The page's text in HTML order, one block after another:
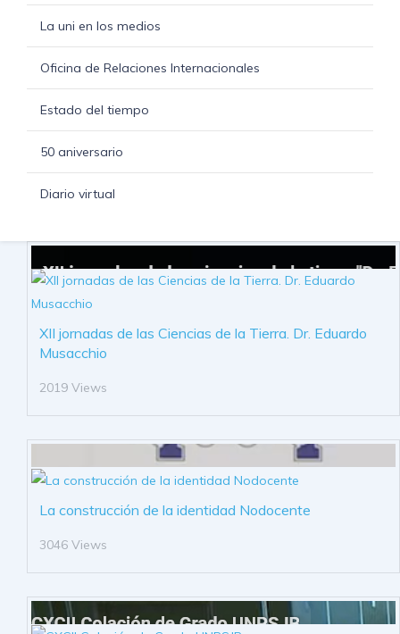
La uni en los medios
Oficina de Relaciones Internacionales
Estado del tiempo
50 aniversario
Diario virtual
XII jornadas de las Ciencias de la Tierra. Dr. Eduardo
Musacchio
2019 Views
La construcción de la identidad Nodocente
3046 Views